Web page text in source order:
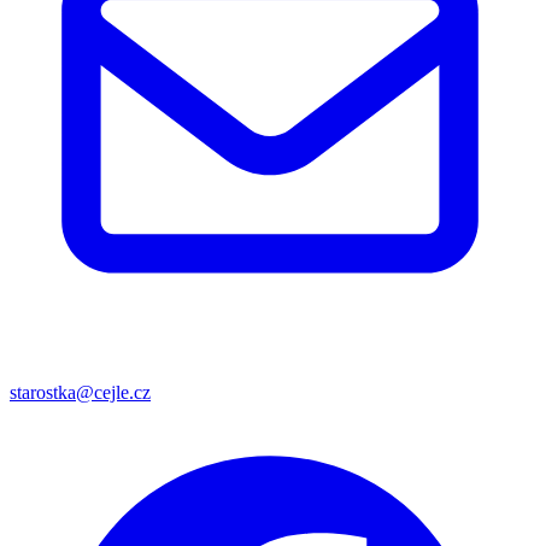
starostka@cejle.cz